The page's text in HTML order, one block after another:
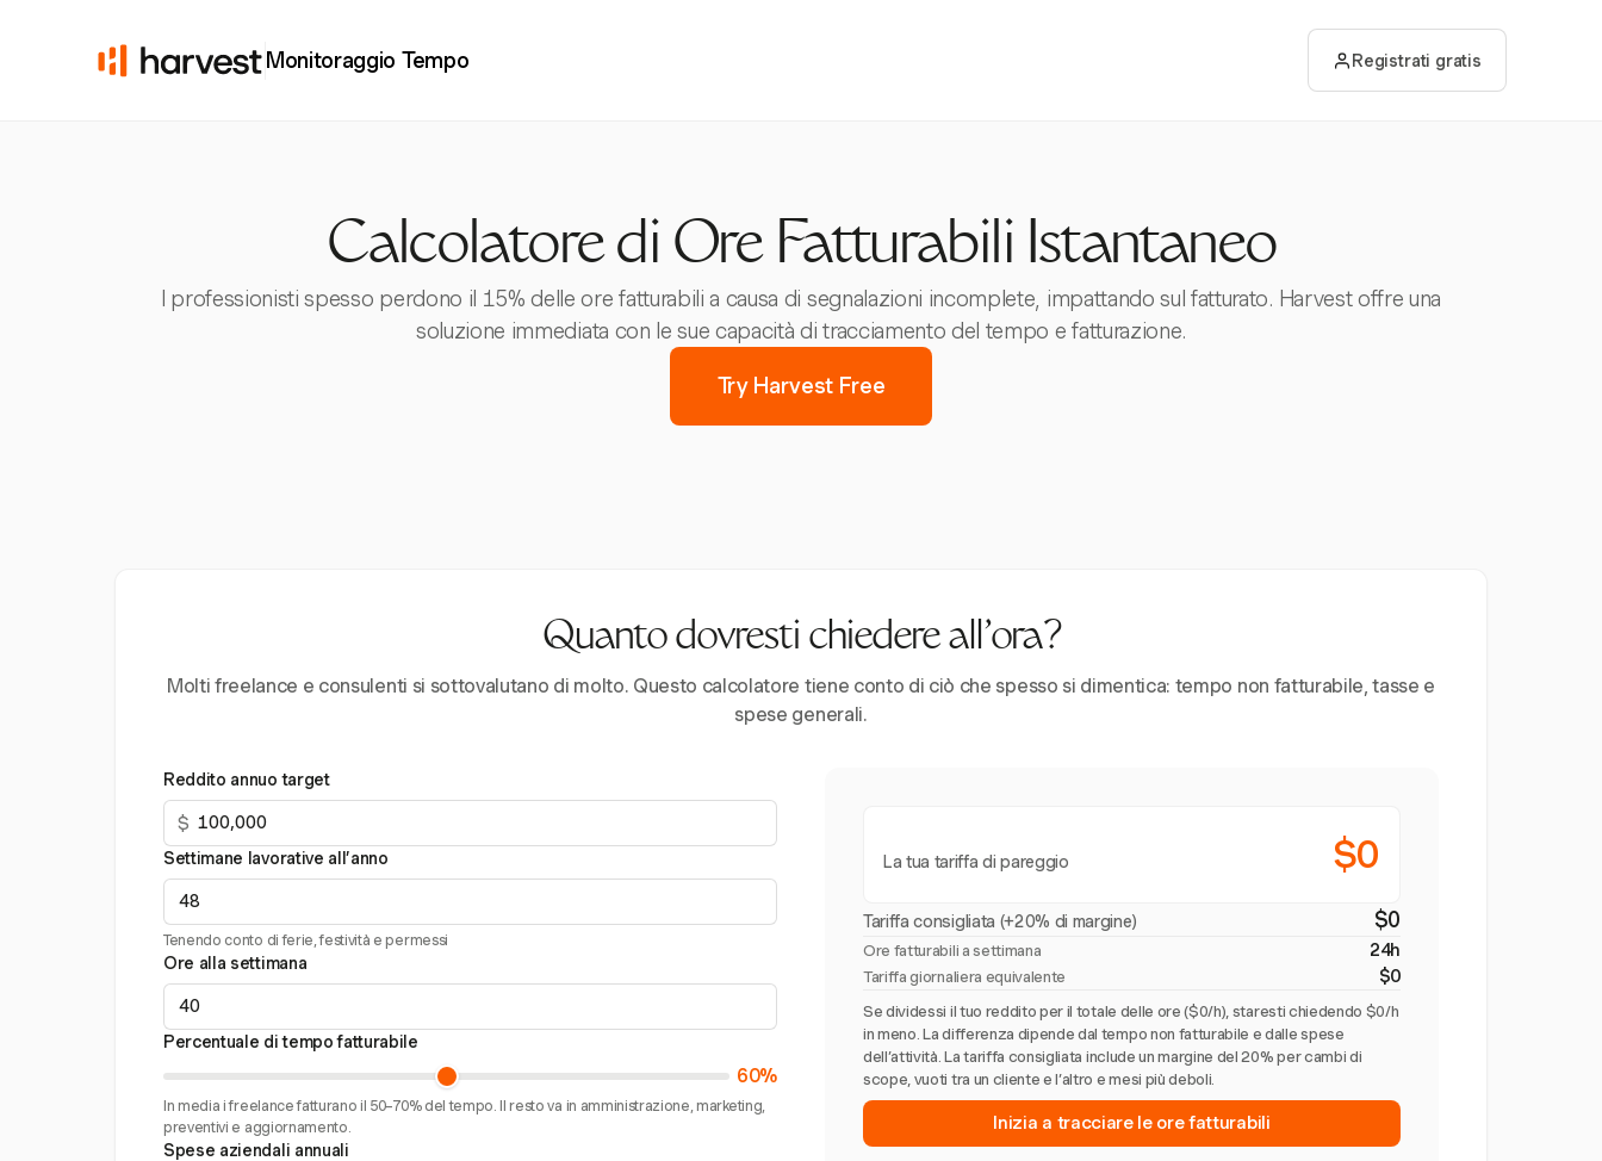
Monitoraggio Tempo Registrati gratis
Calcolatore di Ore Fatturabili Istantaneo
I professionisti spesso perdono il 15% delle ore fatturabili a causa di segnalazioni incomplete, impattando sul fatturato. Harvest offre una
soluzione immediata con le sue capacità di tracciamento del tempo e fatturazione.
Try Harvest Free
Quanto dovresti chiedere all’ora?
Molti freelance e consulenti si sottovalutano di molto. Questo calcolatore tiene conto di ciò che spesso si dimentica: tempo non fatturabile, tasse e
spese generali.
Reddito annuo target
$
Settimane lavorative all’anno
Tenendo conto di ferie, festività e permessi
Ore alla settimana
Percentuale di tempo fatturabile
60%
In media i freelance fatturano il 50–70% del tempo. Il resto va in amministrazione, marketing,
preventivi e aggiornamento.
Spese aziendali annuali
La tua tariffa di pareggio $0
Tariffa consigliata (+20% di margine) $0
Ore fatturabili a settimana 24h
Tariffa giornaliera equivalente $0
Se dividessi il tuo reddito per il totale delle ore ($0/h), staresti chiedendo $0/h
in meno. La differenza dipende dal tempo non fatturabile e dalle spese
dell’attività. La tariffa consigliata include un margine del 20% per cambi di
scope, vuoti tra un cliente e l’altro e mesi più deboli.
Inizia a tracciare le ore fatturabili